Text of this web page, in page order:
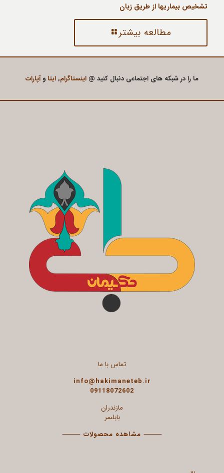
تشخیص بیماریها از طریق زبان
مطالعه بیشتر
ما را در شبکه های اجتماعی دنبال کنید @ اینستاگرام,ایتاوآپارات
تماس با ما
info@hakimaneteb.ir
09118072602
مازندران
بابلسر
⸻ مشاهده محصولات ⸻